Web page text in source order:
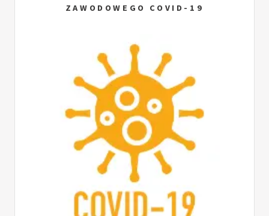
ZAWODOWEGO COVID-19